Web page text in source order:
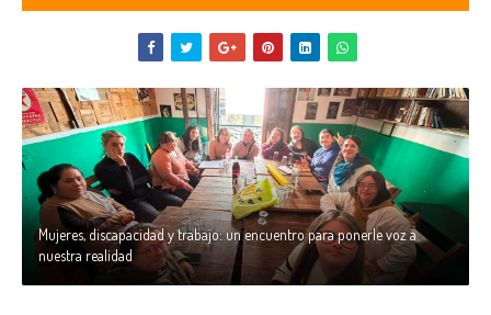
Mujeres, discapacidad y trabajo: un encuentro para ponerle voz a
nuestra realidad